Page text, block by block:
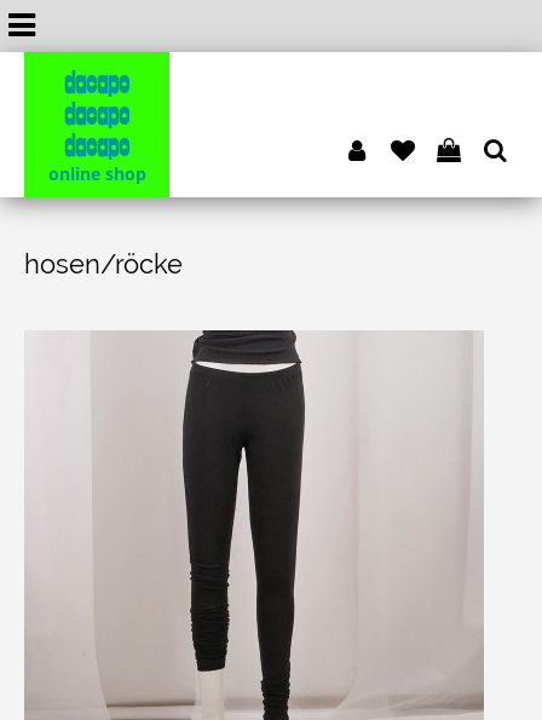
dacapo
dacapo
dacapo
online shop
hosen/röcke